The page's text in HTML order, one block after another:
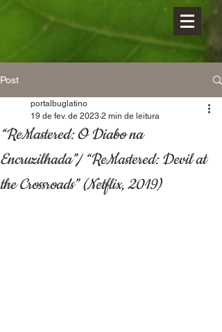
Post
“ReMastered: O Diabo na
Encruzilhada”/ “ReMastered: Devil at
the Crossroads” (Netflix, 2019)
portalbuglatino
19 de fev. de 2023 2 min de leitura